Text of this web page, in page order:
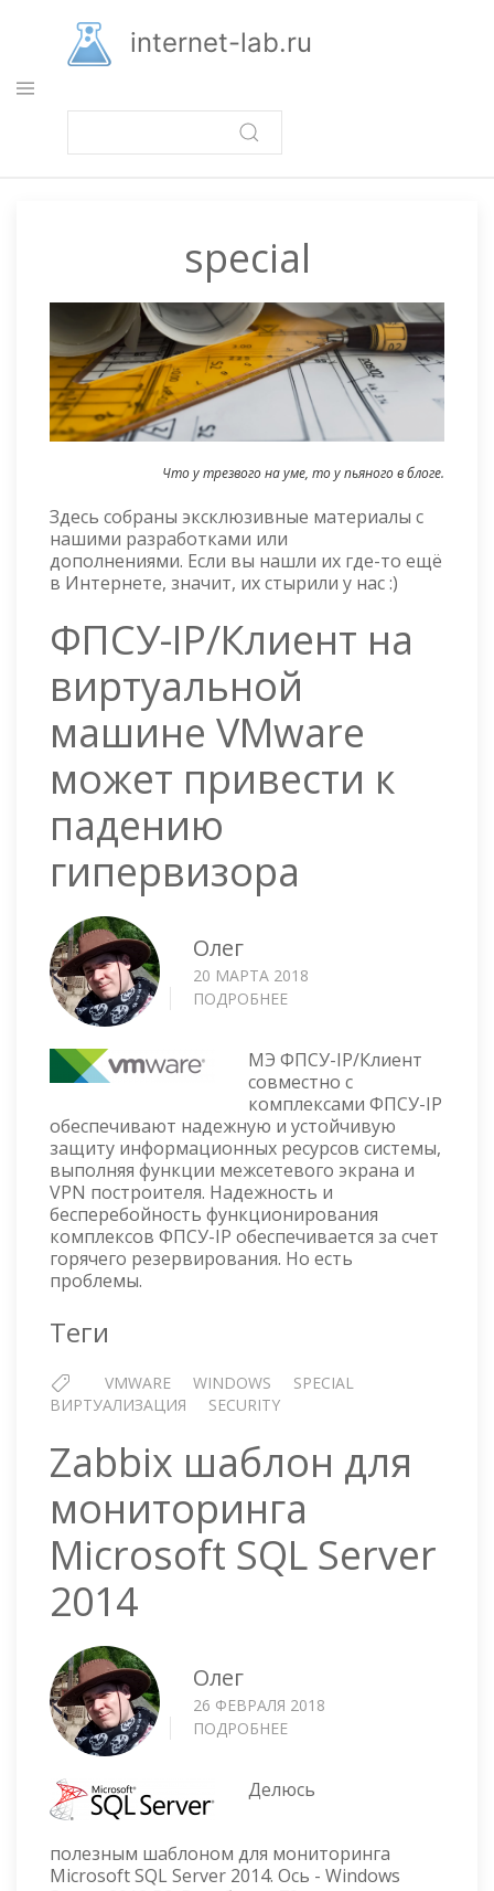
основному
содержанию
internet-lab.ru
special
Что у трезвого на уме, то у пьяного в блоге.
Здесь собраны эксклюзивные материалы с
нашими разработками или
дополнениями. Если вы нашли их где-то ещё
в Интернете, значит, их стырили у нас :)
ФПСУ-IP/Клиент на
виртуальной
машине VMware
может привести к
падению
гипервизора
Олег
20 МАРТА 2018
ПОДРОБНЕЕ
КЛИЕНТ
НА
ВИРТУАЛЬНОЙ
МАШИНЕ
VMWARE
МОЖЕТ
ПРИВЕСТИ
К
ПАДЕНИЮ
МЭ ФПСУ-IP/Клиент
совместно с
комплексами ФПСУ-IP
обеспечивают надежную и устойчивую
защиту информационных ресурсов системы,
выполняя функции межсетевого экрана и
VPN построителя. Надежность и
бесперебойность функционирования
комплексов ФПСУ-IP обеспечивается за счет
горячего резервирования. Но есть
проблемы.
Теги
VMWARE WINDOWS
SPECIAL
ВИРТУАЛИЗАЦИЯ
SECURITY
Zabbix шаблон для
мониторинга
Microsoft SQL Server
2014
Олег
26 ФЕВРАЛЯ 2018
ПОДРОБНЕЕ
ДЛЯ
SQL
Делюсь
полезным шаблоном для мониторинга
Microsoft SQL Server 2014. Ось - Windows